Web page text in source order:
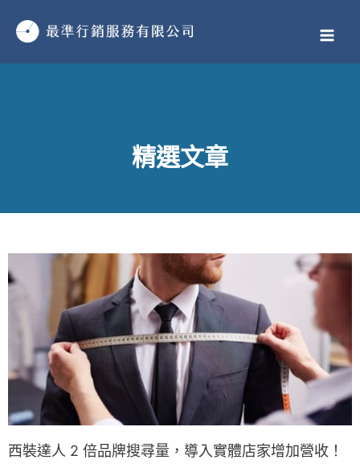
精選文章
西裝達人 2 倍品牌搜尋量，導入實體店家增加營收！
面
頁
面
頁
面 面
頁
頁
面
頁
面
頁
面
頁
頁
面
頁
頁
面
面
頁
面
頁
面
頁
面
頁
面
頁
頁
頁
面
頁
面
面
頁
面
頁
面
頁
面
頁
面
頁
面
頁
頁
頁
面
頁
面
頁
頁
面
頁
面